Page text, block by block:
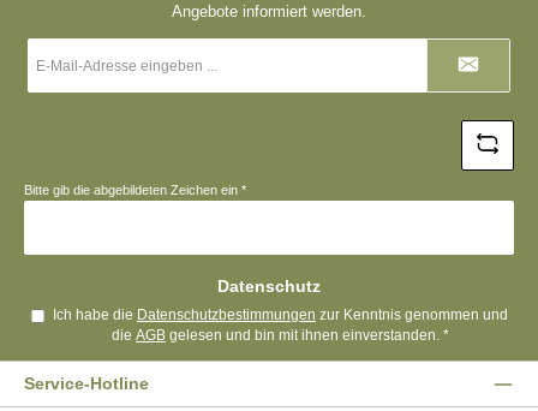
Angebote informiert werden.
Mail-
Bitte gib die abgebildeten Zeichen ein *
Datenschutz
Ich habe die Datenschutzbestimmungen zur Kenntnis genommen und
dieAGB gelesen und bin mit ihnen einverstanden.*
Service-Hotline